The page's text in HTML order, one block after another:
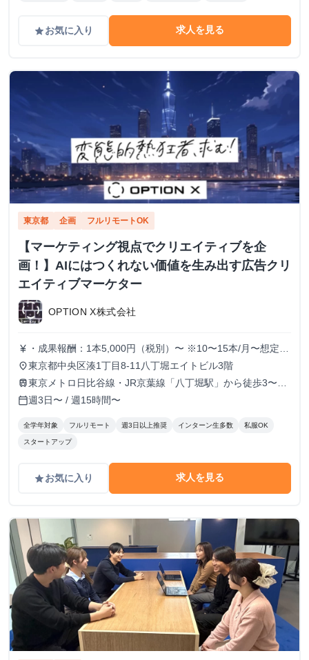
gradeお気に入り 求人を見る
東京都 企画 フルリモートOK
【マーケティング視点でクリエイティブを企
画！】AIにはつくれない価値を生み出す広告クリ
エイティブマーケター
OPTION X株式会社
currency_yen ・成果報酬：1本5,000円（税別）〜 ※10〜15本/月〜想定
※経験、実績、能力等によって変動 ※トライアル期間の場
合変動あり
place東京都中央区湊1丁目8-11八丁堀エイトビル3階
train東京メトロ日比谷線・JR京葉線「八丁堀駅」から徒歩3〜6
分
calendar_today週3日〜 / 週15時間〜
全学年対象 フルリモート 週3日以上推奨 インターン生多数 私服OK
スタートアップ
gradeお気に入り 求人を見る